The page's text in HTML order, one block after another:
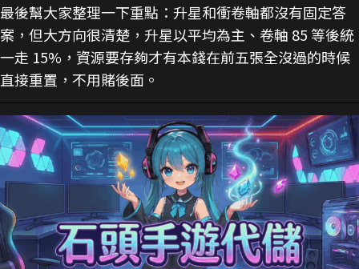
最後幫大家整理一下重點：升星和衝卷軸都沒有固定答
案，但大方向很清楚，升星以平均為主、卷軸 85 等後統
一走 15%，資源要存夠才有本錢在前五張全沒過的時候
直接重置，不用賭後面。